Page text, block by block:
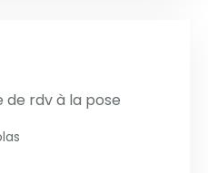
de rdv à la pose